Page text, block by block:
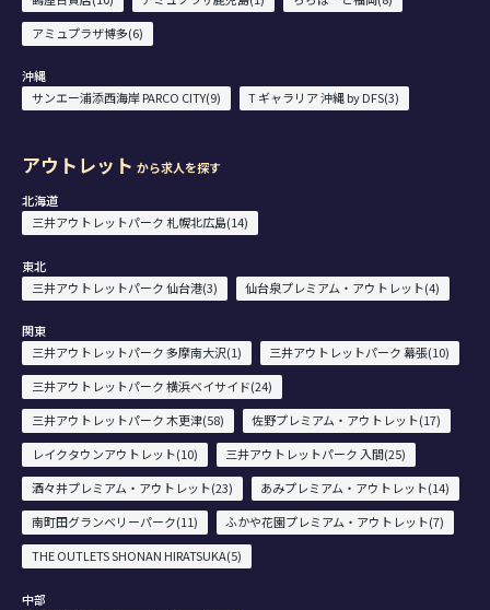
アミュプラザ博多(6)
沖縄
サンエー浦添西海岸 PARCO CITY(9)
T ギャラリア 沖縄 by DFS(3)
アウトレット から求人を探す
北海道
三井アウトレットパーク 札幌北広島(14)
東北
三井アウトレットパーク 仙台港(3)
仙台泉プレミアム・アウトレット(4)
関東
三井アウトレットパーク 多摩南大沢(1)
三井アウトレットパーク 幕張(10)
三井アウトレットパーク 横浜ベイサイド(24)
三井アウトレットパーク 木更津(58)
佐野プレミアム・アウトレット(17)
レイクタウンアウトレット(10)
三井アウトレットパーク 入間(25)
酒々井プレミアム・アウトレット(23)
あみプレミアム・アウトレット(14)
南町田グランベリーパーク(11)
ふかや花園プレミアム・アウトレット(7)
THE OUTLETS SHONAN HIRATSUKA(5)
中部